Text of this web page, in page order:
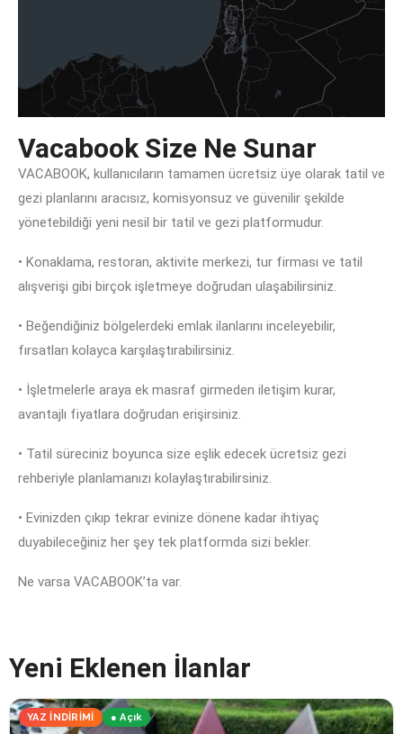
Vacabook Size Ne Sunar
VACABOOK, kullanıcıların tamamen ücretsiz üye olarak tatil ve
gezi planlarını aracısız, komisyonsuz ve güvenilir şekilde
yönetebildiği yeni nesil bir tatil ve gezi platformudur.
• Konaklama, restoran, aktivite merkezi, tur firması ve tatil
alışverişi gibi birçok işletmeye doğrudan ulaşabilirsiniz.
• Beğendiğiniz bölgelerdeki emlak ilanlarını inceleyebilir,
fırsatları kolayca karşılaştırabilirsiniz.
• İşletmelerle araya ek masraf girmeden iletişim kurar,
avantajlı fiyatlara doğrudan erişirsiniz.
• Tatil süreciniz boyunca size eşlik edecek ücretsiz gezi
rehberiyle planlamanızı kolaylaştırabilirsiniz.
• Evinizden çıkıp tekrar evinize dönene kadar ihtiyaç
duyabileceğiniz her şey tek platformda sizi bekler.
Ne varsa VACABOOK’ta var.
Yeni Eklenen İlanlar
YAZ İNDİRİMİ ● Açık